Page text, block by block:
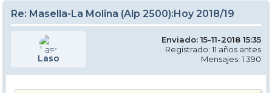
Re: Masella-La Molina (Alp 2500):Hoy 2018/19
Laso
Enviado: 15-11-2018 15:35
Registrado: 11 años antes
Mensajes: 1.390